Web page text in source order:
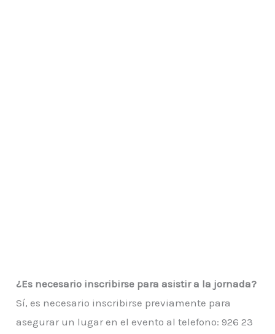
¿Es necesario inscribirse para asistir a la jornada?
Sí, es necesario inscribirse previamente para
asegurar un lugar en el evento al telefono: 926 23